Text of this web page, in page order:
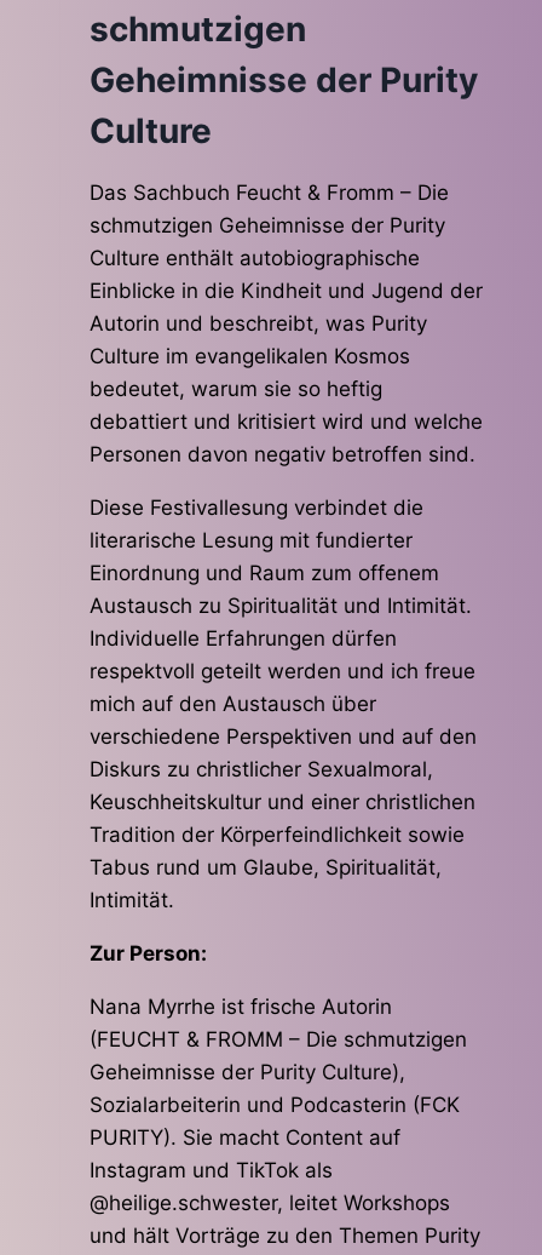
schmutzigen
Geheimnisse der Purity
Culture
Das Sachbuch Feucht & Fromm – Die
schmutzigen Geheimnisse der Purity
Culture enthält autobiographische
Einblicke in die Kindheit und Jugend der
Autorin und beschreibt, was Purity
Culture im evangelikalen Kosmos
bedeutet, warum sie so heftig
debattiert und kritisiert wird und welche
Personen davon negativ betroffen sind.
Diese Festivallesung verbindet die
literarische Lesung mit fundierter
Einordnung und Raum zum offenem
Austausch zu Spiritualität und Intimität.
Individuelle Erfahrungen dürfen
respektvoll geteilt werden und ich freue
mich auf den Austausch über
verschiedene Perspektiven und auf den
Diskurs zu christlicher Sexualmoral,
Keuschheitskultur und einer christlichen
Tradition der Körperfeindlichkeit sowie
Tabus rund um Glaube, Spiritualität,
Intimität.
Zur Person:
Nana Myrrhe ist frische Autorin
(FEUCHT & FROMM – Die schmutzigen
Geheimnisse der Purity Culture),
Sozialarbeiterin und Podcasterin (FCK
PURITY). Sie macht Content auf
Instagram und TikTok als
@heilige.schwester, leitet Workshops
und hält Vorträge zu den Themen Purity